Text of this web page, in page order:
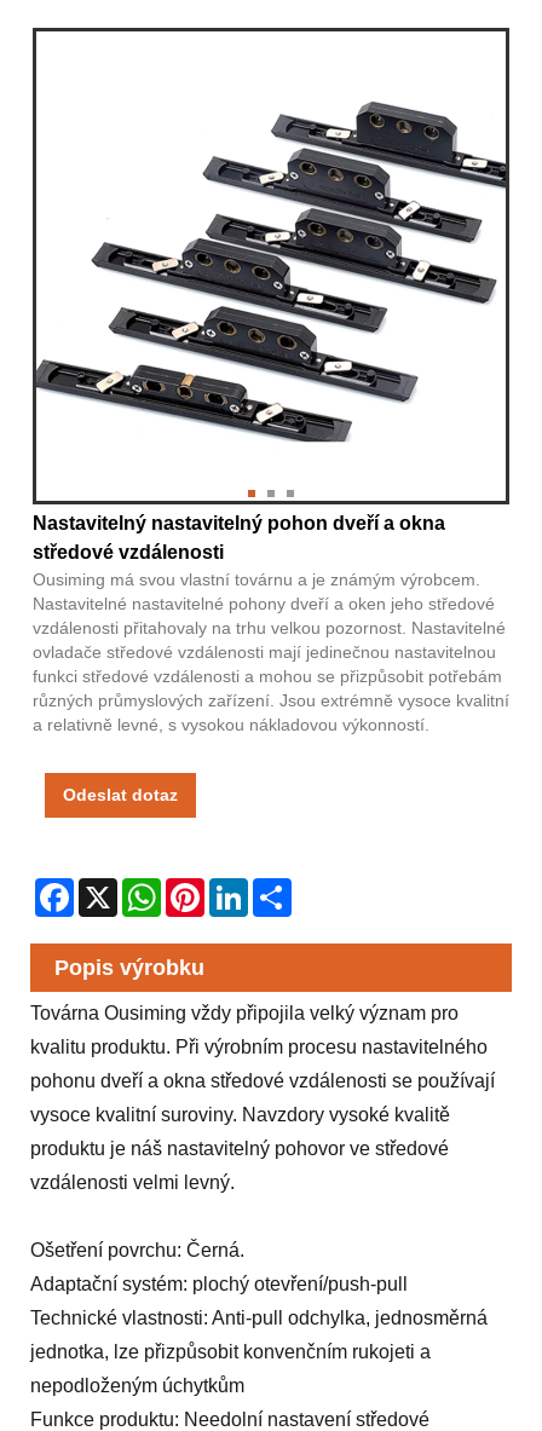
Nastavitelný nastavitelný pohon dveří a okna
středové vzdálenosti
Ousiming má svou vlastní továrnu a je známým výrobcem.
Nastavitelné nastavitelné pohony dveří a oken jeho středové
vzdálenosti přitahovaly na trhu velkou pozornost. Nastavitelné
ovladače středové vzdálenosti mají jedinečnou nastavitelnou
funkci středové vzdálenosti a mohou se přizpůsobit potřebám
různých průmyslových zařízení. Jsou extrémně vysoce kvalitní
a relativně levné, s vysokou nákladovou výkonností.
Odeslat dotaz
Facebook
X WhatsAppPinterestLinkedIn
Popis výrobku
Továrna Ousiming vždy připojila velký význam pro
kvalitu produktu. Při výrobním procesu nastavitelného
pohonu dveří a okna středové vzdálenosti se používají
vysoce kvalitní suroviny. Navzdory vysoké kvalitě
produktu je náš nastavitelný pohovor ve středové
vzdálenosti velmi levný.
Ošetření povrchu: Černá.
Adaptační systém: plochý otevření/push-pull
Technické vlastnosti: Anti-pull odchylka, jednosměrná
jednotka, lze přizpůsobit konvenčním rukojeti a
nepodloženým úchytkům
Funkce produktu: Needolní nastavení středové